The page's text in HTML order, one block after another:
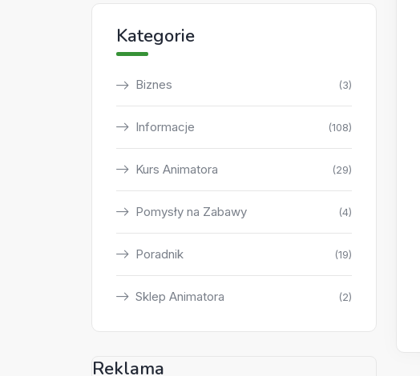
Kategorie
Biznes (3)
Informacje (108)
Kurs Animatora (29)
Pomysły na Zabawy (4)
Poradnik (19)
Sklep Animatora (2)
Reklama